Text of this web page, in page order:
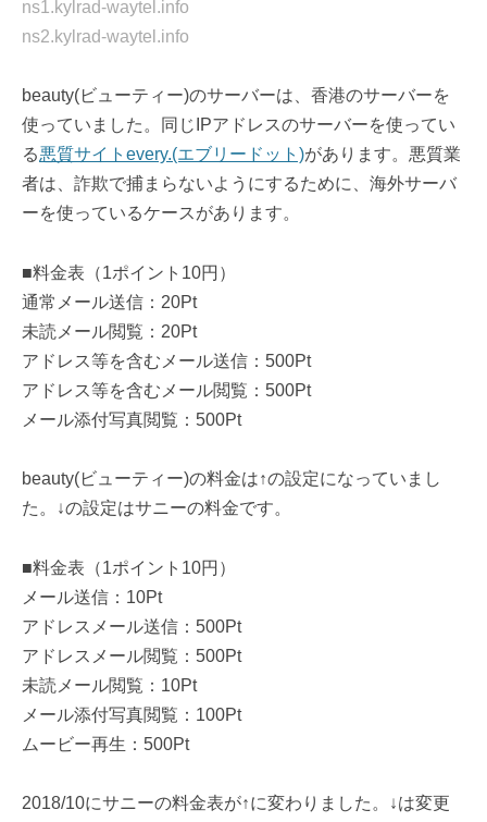
ns1.kylrad-waytel.info
ns2.kylrad-waytel.info
beauty(ビューティー)のサーバーは、香港のサーバーを
使っていました。同じIPアドレスのサーバーを使ってい
る悪質サイトevery.(エブリードット)があります。悪質業
者は、詐欺で捕まらないようにするために、海外サーバ
ーを使っているケースがあります。
■料金表（1ポイント10円）
通常メール送信：20Pt
未読メール閲覧：20Pt
アドレス等を含むメール送信：500Pt
アドレス等を含むメール閲覧：500Pt
メール添付写真閲覧：500Pt
beauty(ビューティー)の料金は↑の設定になっていまし
た。↓の設定はサニーの料金です。
■料金表（1ポイント10円）
メール送信：10Pt
アドレスメール送信：500Pt
アドレスメール閲覧：500Pt
未読メール閲覧：10Pt
メール添付写真閲覧：100Pt
ムービー再生：500Pt
2018/10にサニーの料金表が↑に変わりました。↓は変更